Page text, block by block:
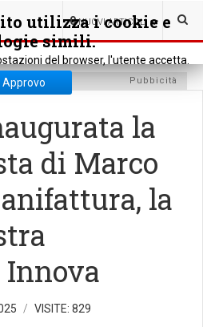
utilizza i cookie e
simili.
del browser, l'utente accetta.
Approvo
0 NUOVI ARTICOLI
MANIFESTAZIONI
Pubbicità
la
di Marco
la
Innova
VISITE: 829